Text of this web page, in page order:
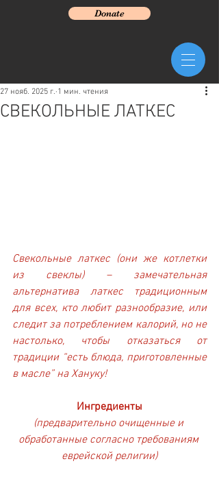
Donate
СВЕКОЛЬНЫЕ ЛАТКЕС
27 нояб. 2025 г. 1 мин. чтения
Свекольные латкес (они же котлетки
из свеклы) – замечательная
альтернатива латкес традиционным
для всех, кто любит разнообразие, или
следит за потреблением калорий, но не
настолько, чтобы отказаться от
традиции “есть блюда, приготовленные
в масле” на Хануку!
Ингредиенты
(предварительно очищенные и
обработанные согласно требованиям
еврейской религии)